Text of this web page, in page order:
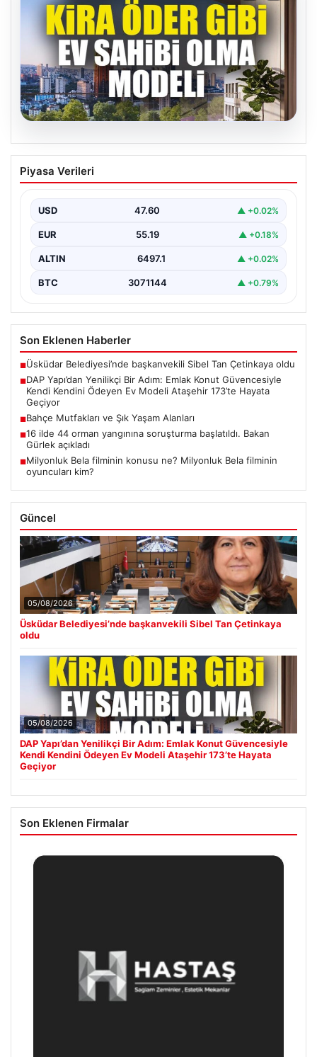
05.08.2026
DAP Yapı’dan Yenilikçi Bir Adım: Emlak
Konut Güvencesiyle Kendi Kendini
Hayata Geçiyor
Gayrimenkul sektöründe prestijli ve yenilikçi
projeleriyle tanınan DAP Gayrimenkul Geliştirme, dikkat
çekici bir adım…
Piyasa Verileri
USD 47.60 ▲ +0.02%
EUR 55.19 ▲ +0.18%
ALTIN 6497.1 ▲ +0.02%
BTC 3071144 ▲ +0.79%
Son Eklenen Haberler
■Üsküdar Belediyesi’nde başkanvekili Sibel Tan Çetinkaya oldu
■DAP Yapı’dan Yenilikçi Bir Adım: Emlak Konut Güvencesiyle
Kendi Kendini Ödeyen Ev Modeli Ataşehir 173’te Hayata
Geçiyor
■Bahçe Mutfakları ve Şık Yaşam Alanları
■16 ilde 44 orman yangınına soruşturma başlatıldı. Bakan
Gürlek açıkladı
■Milyonluk Bela filminin konusu ne? Milyonluk Bela filminin
oyuncuları kim?
Güncel
05/08/2026
Üsküdar Belediyesi’nde başkanvekili Sibel Tan Çetinkaya
oldu
05/08/2026
DAP Yapı’dan Yenilikçi Bir Adım: Emlak Konut Güvencesiyle
Kendi Kendini Ödeyen Ev Modeli Ataşehir 173’te Hayata
Geçiyor
Son Eklenen Firmalar